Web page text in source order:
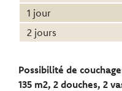
1 jour
2 jours
Possibilité de
135 m2, 2 douches, 2